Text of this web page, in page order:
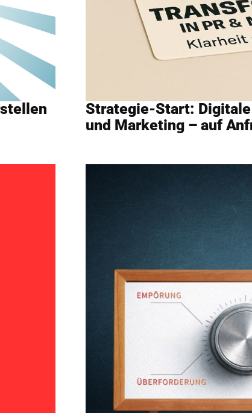
Strategie-Start:
und Marketing – auf